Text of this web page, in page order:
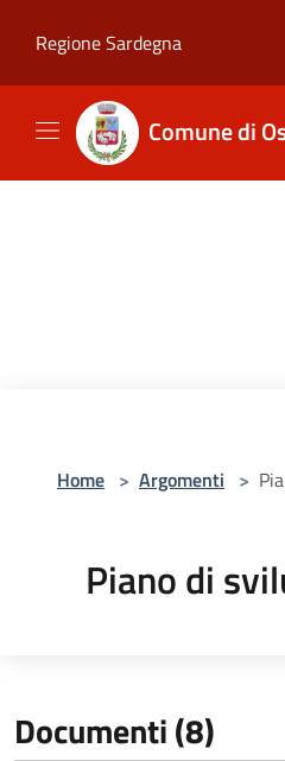
Regione Sardegna
Comune di
Home > Argomenti >
Piano di
Documenti (8)